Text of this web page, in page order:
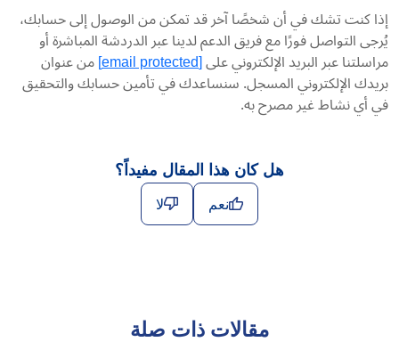
إذا كنت تشك في أن شخصًا آخر قد تمكن من الوصول إلى حسابك،
يُرجى التواصل فورًا مع فريق الدعم لدينا عبر الدردشة المباشرة أو
مراسلتنا عبر البريد الإلكتروني على[email protected] من عنوان
بريدك الإلكتروني المسجل. سنساعدك في تأمين حسابك والتحقيق
في أي نشاط غير مصرح به.
هل كان هذا المقال مفيداً؟
نعم لا
مقالات ذات صلة